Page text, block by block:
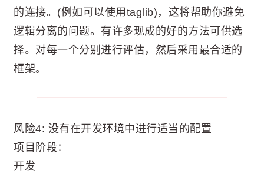
的连接。(例如可以使用taglib)，这将帮助你避免
逻辑分离的问题。有许多现成的好的方法可供选
择。对每一个分别进行评估，然后采用最合适的
框架。
风险4: 没有在开发环境中进行适当的配置
项目阶段：
开发